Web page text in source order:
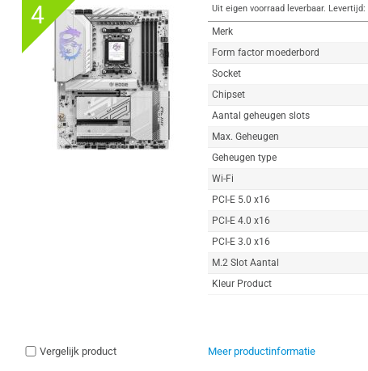
4 Uit eigen voorraad leverbaar. Levertijd:
Merk
Form factor moederbord
Socket
Chipset
Aantal geheugen slots
Max. Geheugen
Geheugen type
Wi-Fi
PCI-E 5.0 x16
PCI-E 4.0 x16
PCI-E 3.0 x16
M.2 Slot Aantal
Kleur Product
Vergelijk product Meer productinformatie